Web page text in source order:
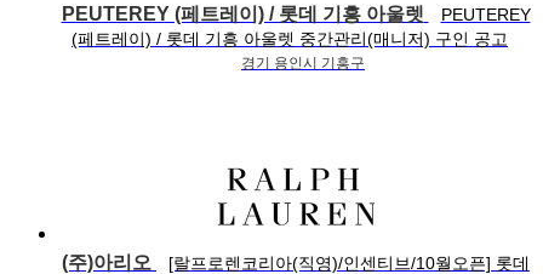
PEUTEREY (페트레이) / 롯데 기흥 아울렛
PEUTEREY
(페트레이) / 롯데 기흥 아울렛 중간관리(매니저) 구인 공고
경기 용인시 기흥구
(주)아리오
[랄프로렌코리아(직영)/인센티브/10월오픈] 롯데